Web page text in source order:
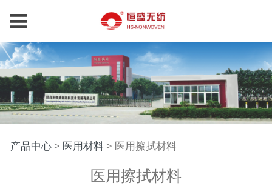
医用擦拭材料
产品中心> 医用材料> 医用擦拭材料
医用擦拭材料